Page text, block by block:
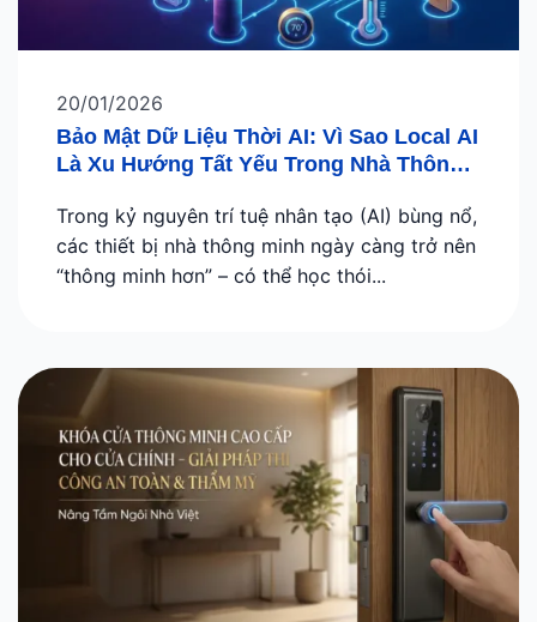
Bảo Mật Dữ Liệu Thời AI: Vì Sao Local AI
Là Xu Hướng Tất Yếu Trong Nhà Thông
20/01/2026
Trong kỷ nguyên trí tuệ nhân tạo (AI) bùng nổ,
các thiết bị nhà thông minh ngày càng trở nên
“thông minh hơn” – có thể học thói...